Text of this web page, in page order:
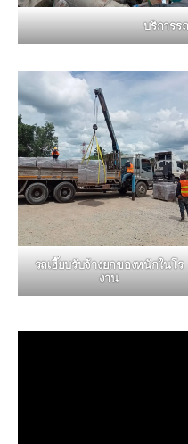
บริการร
รถเฮี๊ยบรับจ้างยกของหนักในโร
งาน